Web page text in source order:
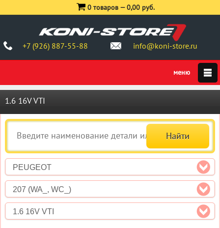
+7 (926) 887-55-88 info@koni-store.ru
0 товаров —0,00 руб.
1.6 16V VTI
PEUGEOT
207 (WA_, WC_)
1.6 16V VTI